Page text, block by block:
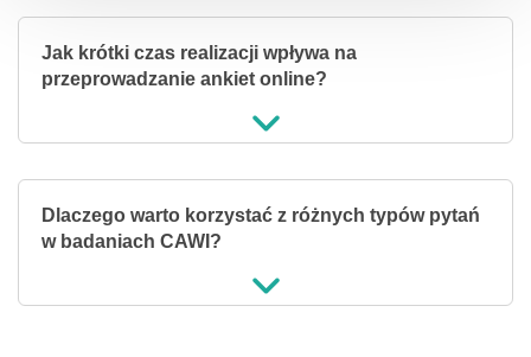
Jak krótki czas realizacji wpływa na
przeprowadzanie ankiet online?
Dlaczego warto korzystać z różnych typów pytań
w badaniach CAWI?